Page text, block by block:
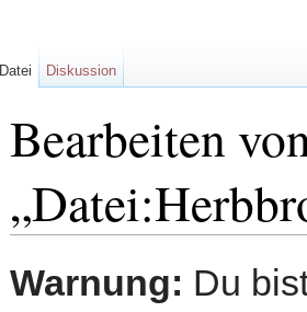
Bearbeiten
Warnung: Du
Datei Diskussion